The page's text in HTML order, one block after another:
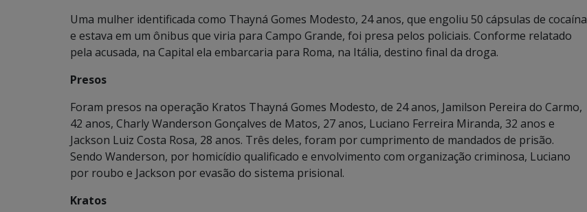
Uma mulher identificada como Thayná Gomes Modesto, 24 anos, que engoliu 50 cápsulas de cocaína
e estava em um ônibus que viria para Campo Grande, foi presa pelos policiais. Conforme relatado
pela acusada, na Capital ela embarcaria para Roma, na Itália, destino final da droga.
Presos
Foram presos na operação Kratos Thayná Gomes Modesto, de 24 anos, Jamilson Pereira do Carmo,
42 anos, Charly Wanderson Gonçalves de Matos, 27 anos, Luciano Ferreira Miranda, 32 anos e
Jackson Luiz Costa Rosa, 28 anos. Três deles, foram por cumprimento de mandados de prisão.
Sendo Wanderson, por homicídio qualificado e envolvimento com organização criminosa, Luciano
por roubo e Jackson por evasão do sistema prisional.
Kratos